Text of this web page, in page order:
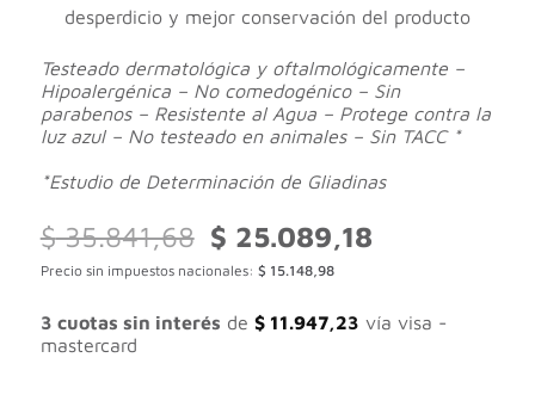
desperdicio y mejor conservación del producto
Testeado dermatológica y oftalmológicamente –
Hipoalergénica – No comedogénico – Sin
parabenos – Resistente al Agua – Protege contra la
luz azul – No testeado en animales – Sin TACC *
*Estudio de Determinación de Gliadinas
$35.841,68
El
precio
original
$ 35.841,68.
$ 25.089,18El
$ 25.089,18.
Precio sin impuestos nacionales: $ 15.148,98
3 cuotas sin interés de $11.947,23 vía visa -
mastercard